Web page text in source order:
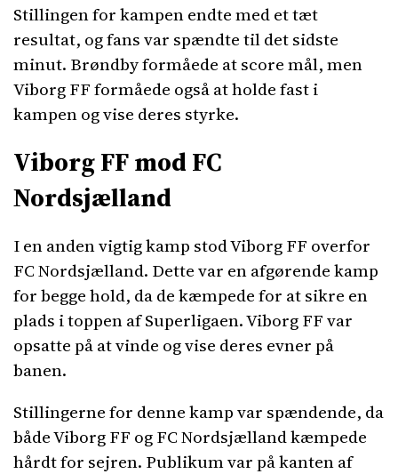
Stillingen for kampen endte med et tæt
resultat, og fans var spændte til det sidste
minut. Brøndby formåede at score mål, men
Viborg FF formåede også at holde fast i
kampen og vise deres styrke.
Viborg FF mod FC
Nordsjælland
I en anden vigtig kamp stod Viborg FF overfor
FC Nordsjælland. Dette var en afgørende kamp
for begge hold, da de kæmpede for at sikre en
plads i toppen af Superligaen. Viborg FF var
opsatte på at vinde og vise deres evner på
banen.
Stillingerne for denne kamp var spændende, da
både Viborg FF og FC Nordsjælland kæmpede
hårdt for sejren. Publikum var på kanten af